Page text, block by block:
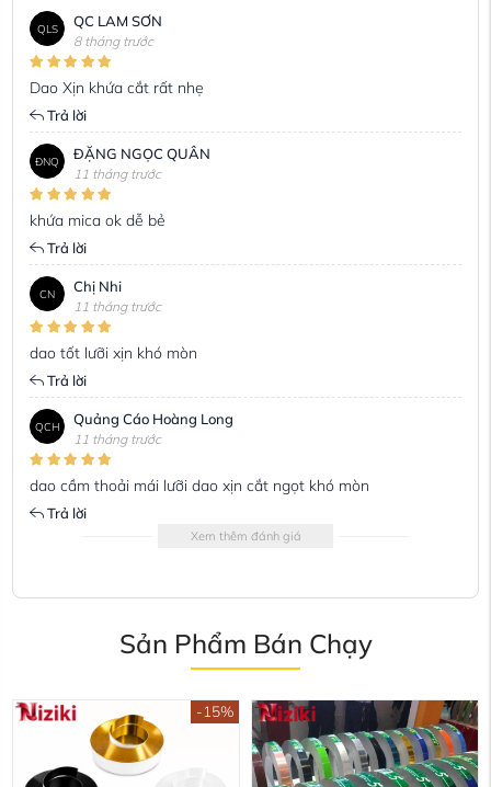
QLS QC LAM SƠN
8 tháng trước
Dao Xịn khứa cắt rất nhẹ
Trả lời
ĐNQ ĐẶNG NGỌC QUÂN
11 tháng trước
khứa mica ok dễ bẻ
Trả lời
CN Chị Nhi
11 tháng trước
dao tốt lưỡi xịn khó mòn
Trả lời
QCH Quảng Cáo Hoàng Long
11 tháng trước
dao cầm thoải mái lưỡi dao xịn cắt ngọt khó mòn
Trả lời
Xem thêm đánh giá
Sản Phẩm Bán Chạy
-15%